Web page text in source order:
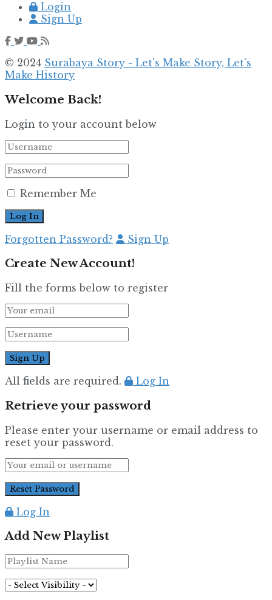
Login
Sign Up
© 2024 Surabaya Story - Let's Make Story, Let's
Make History
Welcome Back!
Login to your account below
Remember Me
Forgotten Password? Sign Up
Create New Account!
Fill the forms below to register
All fields are required. Log In
Retrieve your password
Please enter your username or email address to
reset your password.
Log In
Add New Playlist